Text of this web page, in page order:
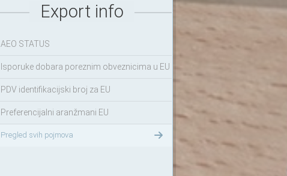
Export info
AEO STATUS
Isporuke dobara poreznim obveznicima u EU
PDV identifikacijski broj za EU
Preferencijalni aranžmani EU
Pregled svih pojmova